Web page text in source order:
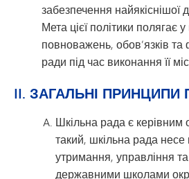
забезпечення найякіснішої
Мета цієї політики полягає
повноважень, обов’язків та
ради під час виконання її
II. ЗАГАЛЬНІ ПРИНЦИПИ
Шкільна рада є керівним
такий, шкільна рада несе
утримання, управління
державними школами